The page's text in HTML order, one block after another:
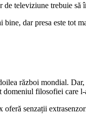
televiziune trebuie
dar presa este tot
război mondial.
filosofiei care l-
senzații